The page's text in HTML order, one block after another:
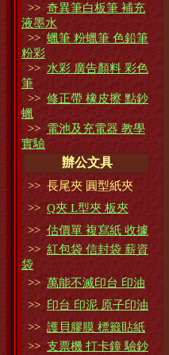
>> 奇異筆白板筆 補充
液墨水
>> 蠟筆 粉蠟筆 色鉛筆
粉彩
>> 水彩 廣告顏料 彩色
筆
>> 修正帶 橡皮擦 點鈔
蠟
>> 電池及充電器 教學
實驗
辦公文具
>> 長尾夾 圓型紙夾
>> Q夾 L型夾 板夾
>> 估價單 複寫紙 收據
>> 紅包袋 信封袋 薪資
袋
>> 萬能不滅印台 印油
>> 印台 印泥 原子印油
>> 護貝膠膜 標籤貼紙
>> 支票機 打卡鐘 驗鈔